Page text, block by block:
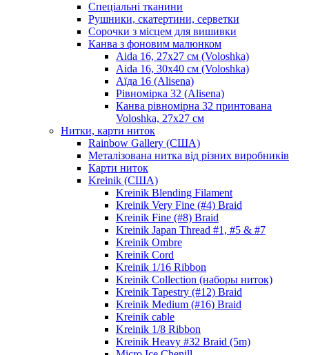
Спеціальні тканини
Рушники, скатертини, серветки
Сорочки з місцем для вишивки
Канва з фоновим малюнком
Aida 16, 27х27 см (Voloshka)
Aida 16, 30х40 см (Voloshka)
Аїда 16 (Alisena)
Рівномірка 32 (Alisena)
Канва рівномірна 32 принтована
Voloshka, 27х27 см
Нитки, карти ниток
Rainbow Gallery (США)
Металізована нитка від різних виробників
Карти ниток
Kreinik (США)
Kreinik Blending Filament
Kreinik Very Fine (#4) Braid
Kreinik Fine (#8) Braid
Kreinik Japan Thread #1, #5 & #7
Kreinik Ombre
Kreinik Cord
Kreinik 1/16 Ribbon
Kreinik Collection (наборы ниток)
Kreinik Tapestry (#12) Braid
Kreinik Medium (#16) Braid
Kreinik cable
Kreinik 1/8 Ribbon
Kreinik Heavy #32 Braid (5m)